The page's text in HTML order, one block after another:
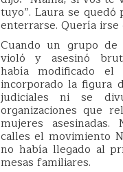
tuyo”. Laura se quedó
enterrarse. Quería irse
Cuando un grupo
violó y asesinó
había modificado el
incorporado la figura
judiciales ni se
organizaciones que
mujeres
calles el movimiento
no había llegado al
mesas familiares.